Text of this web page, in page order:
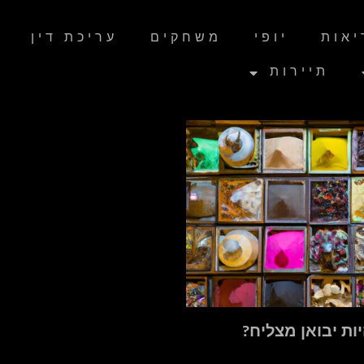
יופי משחקים
עריכת דין
תיירות
יבואן מצליח?